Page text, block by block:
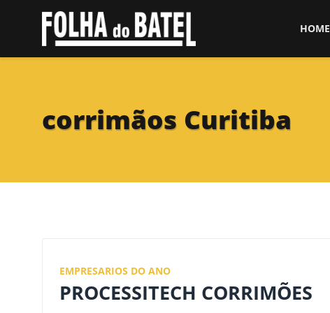
HOME
corrimãos Curitiba
EMPRESARIOS DO ANO
PROCESSITECH CORRIMÕES